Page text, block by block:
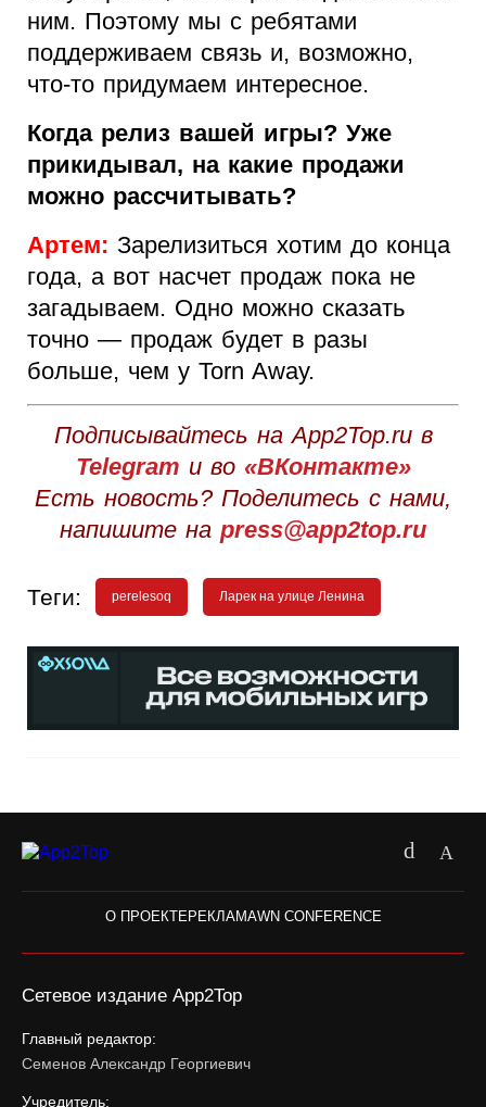
ним. Поэтому мы с ребятами
поддерживаем связь и, возможно,
что-то придумаем интересное.
Когда релиз вашей игры? Уже
прикидывал, на какие продажи
можно рассчитывать?
Артем: Зарелизиться хотим до конца
года, а вот насчет продаж пока не
загадываем. Одно можно сказать
точно — продаж будет в разы
больше, чем у Torn Away.
Подписывайтесь на App2Top.ru в
Telegram и во «ВКонтакте»
Есть новость? Поделитесь с нами,
напишите на press@app2top.ru
Теги: perelesoq Ларек на улице Ленина
О ПРОЕКТЕРЕКЛАМАWN CONFERENCE
Сетевое издание App2Top
Главный редактор:
Семенов Александр Георгиевич
Учредитель: